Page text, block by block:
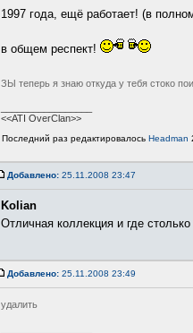
1997 года, ещё работает! (в
в общем респект!
ЗЫ теперь я знаю откуда у тебя стоко
<<ATI OverClan>>
Последний раз редактировалось Headman
Добавлено: 25.11.2008 23:47
Kolian
Отличная коллекция и где
Добавлено: 25.11.2008 23:49
удалить